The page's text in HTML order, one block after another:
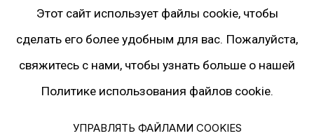
территории РФ
Политика конфиденциальности
Управлять файлами cookies
© 2026 ГАЛЕРЕЯ ГАРИ ТАТИНЦЯНА. ВСЕ ПРАВА ЗАЩИЩЕНЫ
Этот сайт использует файлы cookie, чтобы
сделать его более удобным для вас. Пожалуйста,
свяжитесь с нами, чтобы узнать больше о нашей
Политике использования файлов cookie.
УПРАВЛЯТЬ ФАЙЛАМИ COOKIES
ЗАПРОСИТЬ